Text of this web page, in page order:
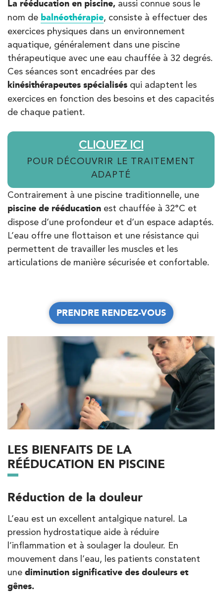
La rééducation en piscine, aussi connue sous le
nom de balnéothérapie, consiste à effectuer des
exercices physiques dans un environnement
aquatique, généralement dans une piscine
thérapeutique avec une eau chauffée à 32 degrés.
Ces séances sont encadrées par des
kinésithérapeutes spécialisés qui adaptent les
exercices en fonction des besoins et des capacités
de chaque patient.
CLIQUEZ ICI
POUR DÉCOUVRIR LE TRAITEMENT
ADAPTÉ
Contrairement à une piscine traditionnelle, une
piscine de rééducation est chauffée à 32°C et
dispose d’une profondeur et d’un espace adaptés.
L’eau offre une flottaison et une résistance qui
permettent de travailler les muscles et les
articulations de manière sécurisée et confortable.
PRENDRE RENDEZ-VOUS
PRENDRE RENDEZ-VOUS
LES BIENFAITS DE LA
RÉÉDUCATION EN PISCINE
Réduction de la douleur
L’eau est un excellent antalgique naturel. La
pression hydrostatique aide à réduire
l’inflammation et à soulager la douleur. En
mouvement dans l’eau, les patients constatent
une diminution significative des douleurs et
gênes.
IK Paris 17 – Villiers
68 Av. de Villiers 75017 Paris
68 Av. de Villiers 75017 Paris
01 44 90 90 40
PRENDRE RDV
PRENDRE RDV
Kinésithérapie Balnéothérapie
IK Paris 8 – Saint Lazare
20 Rue de la Pépinière 75008 Paris
PRENDRE RDV
PRENDRE RDV
Kinésithérapie
5 Rue Monge 92170 Vanves
01 46 44 33 92
PRENDRE RDV
PRENDRE RDV
Kinésithérapie Balnéothérapie
IK Paris 7 Saint Germain
199 Bd Saint-Germain 75007 Paris
PRENDRE RDV
Kinésithérapie
IK Bois Colombes – 92
1 Rue Mertens 92600 Bois-Colombes
1 Rue Mertens 92600 Bois-Colombes
01 43 50 50 81
Kinésithérapie